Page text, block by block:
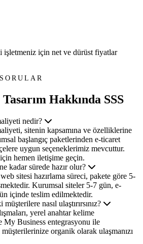
için net ve dürüst fiyatlar
Hakkında SSS
nedir?
sitenin kapsamına ve özelliklerine
başlangıç paketlerinden e-ticaret
uygun seçeneklerimiz mevcuttur.
hemen iletişime geçin.
kadar sürede hazır olur?
sitesi hazırlama süreci, pakete göre 5-
Kurumsal siteler 5-7 gün, e-
içinde teslim edilmektedir.
nasıl ulaştırırsınız?
yerel anahtar kelime
My Business entegrasyonu ile
organik olarak ulaşmanızı